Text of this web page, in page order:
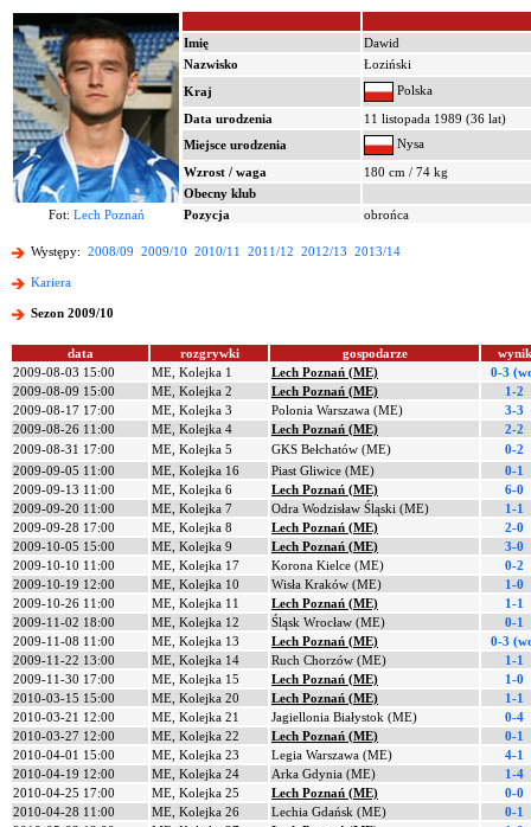
Imię
Dawid
Nazwisko
Łoziński
Kraj
Polska
Data urodzenia
11 listopada 1989 (36 lat)
Miejsce urodzenia
Nysa
Wzrost / waga
180 cm / 74 kg
Obecny klub
Fot: Lech Poznań Pozycja obrońca
Występy: 2008/09 2009/10 2010/11 2011/12 2012/13 2013/14
Kariera
Sezon 2009/10
data rozgrywki gospodarze
wynik
2009-08-03 15:00
ME, Kolejka 1 Lech Poznań (ME)
0-3
2009-08-09 15:00
ME, Kolejka 2 Lech Poznań (ME)
1-2
2009-08-17 17:00
ME, Kolejka 3 Polonia Warszawa (ME)
3-3
2009-08-26 11:00
ME, Kolejka 4 Lech Poznań (ME)
2-2
2009-08-31 17:00
ME, Kolejka 5 GKS Bełchatów (ME)
0-2
2009-09-05 11:00
ME, Kolejka 16 Piast Gliwice (ME)
0-1
2009-09-13 11:00
ME, Kolejka 6 Lech Poznań (ME)
6-0
2009-09-20 11:00
ME, Kolejka 7 Odra Wodzisław Śląski (ME)
1-1
2009-09-28 17:00
ME, Kolejka 8 Lech Poznań (ME)
2-0
2009-10-05 15:00
ME, Kolejka 9 Lech Poznań (ME)
3-0
2009-10-10 11:00
ME, Kolejka 17 Korona Kielce (ME)
0-2
2009-10-19 12:00
ME, Kolejka 10 Wisła Kraków (ME)
1-0
2009-10-26 11:00
ME, Kolejka 11 Lech Poznań (ME)
1-1
2009-11-02 18:00
ME, Kolejka 12 Śląsk Wrocław (ME)
0-1
2009-11-08 11:00
ME, Kolejka 13 Lech Poznań (ME)
0-3
2009-11-22 13:00
ME, Kolejka 14 Ruch Chorzów (ME)
1-1
2009-11-30 17:00
ME, Kolejka 15 Lech Poznań (ME)
1-0
2010-03-15 15:00
ME, Kolejka 20 Lech Poznań (ME)
1-1
2010-03-21 12:00
ME, Kolejka 21 Jagiellonia Białystok (ME)
0-4
2010-03-27 12:00
ME, Kolejka 22 Lech Poznań (ME)
0-1
2010-04-01 15:00
ME, Kolejka 23 Legia Warszawa (ME)
4-1
2010-04-19 12:00
ME, Kolejka 24 Arka Gdynia (ME)
1-4
2010-04-25 17:00
ME, Kolejka 25 Lech Poznań (ME)
0-0
2010-04-28 11:00
ME, Kolejka 26 Lechia Gdańsk (ME)
0-1